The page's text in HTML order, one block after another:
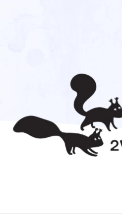
DOPORUČUJEME
DÁVÁ GÓL!